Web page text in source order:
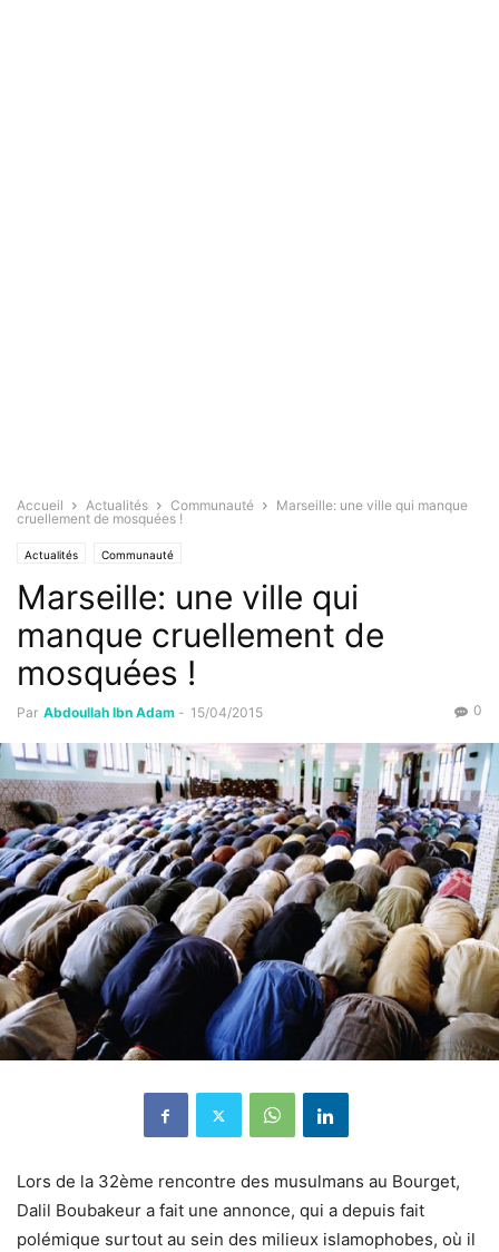
Accueil Actualités Communauté
Marseille: une ville qui manque
cruellement de mosquées !
Actualités Communauté
Marseille: une ville qui
manque cruellement de
mosquées !
Par Abdoullah Ibn Adam - 15/04/2015 0
Lors de la 32ème rencontre des musulmans au Bourget,
Dalil Boubakeur a fait une annonce, qui a depuis fait
polémique surtout au sein des milieux islamophobes, où il